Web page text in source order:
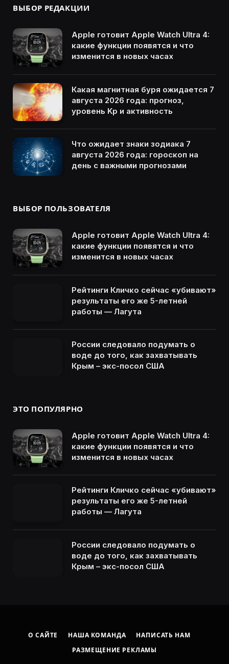
ВЫБОР РЕДАКЦИИ
Apple готовит Apple Watch Ultra 4:
какие функции появятся и что
изменится в новых часах
Какая магнитная буря ожидается 7
августа 2026 года: прогноз,
уровень Kp и активность
Что ожидает знаки зодиака 7
августа 2026 года: гороскоп на
день с важными прогнозами
ВЫБОР ПОЛЬЗОВАТЕЛЯ
Apple готовит Apple Watch Ultra 4:
какие функции появятся и что
изменится в новых часах
Рейтинги Кличко сейчас «убивают»
результаты его же 5-летней
работы — Лагута
России следовало подумать о
воде до того, как захватывать
Крым – экс-посол США
ЭТО ПОПУЛЯРНО
Apple готовит Apple Watch Ultra 4:
какие функции появятся и что
изменится в новых часах
Рейтинги Кличко сейчас «убивают»
результаты его же 5-летней
работы — Лагута
России следовало подумать о
воде до того, как захватывать
Крым – экс-посол США
О САЙТЕ НАША КОМАНДА
НАПИСАТЬ НАМ
РАЗМЕЩЕНИЕ РЕКЛАМЫ